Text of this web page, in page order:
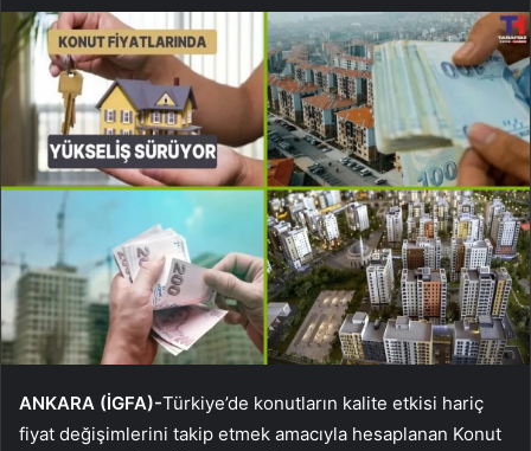
ANKARA (İGFA)-Türkiye’de konutların kalite etkisi hariç
fiyat değişimlerini takip etmek amacıyla hesaplanan Konut